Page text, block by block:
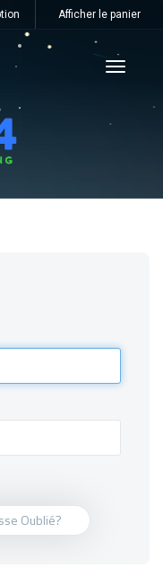
Afficher le panier
Toggle
Oublié?